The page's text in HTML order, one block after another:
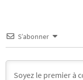
S’abonner